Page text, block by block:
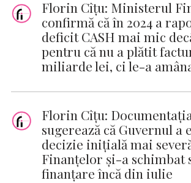
Florin Cîțu: Ministerul
confirmă că în 2024 a
deficit CASH mai mic
pentru că nu a plătit
miliarde lei, ci le-a
Florin Cîțu:
sugerează că Guvernul a
decizie inițială mai
Finanțelor și-a schimbat
finanțare încă din iulie